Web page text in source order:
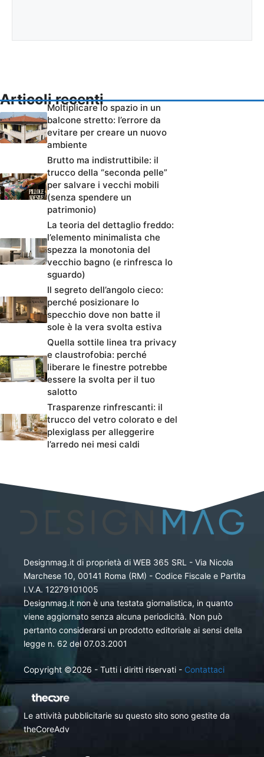
Articoli recenti
Moltiplicare lo spazio in un
balcone stretto: l’errore da
evitare per creare un nuovo
ambiente
Brutto ma indistruttibile: il
trucco della “seconda pelle”
per salvare i vecchi mobili
(senza spendere un
patrimonio)
La teoria del dettaglio freddo:
l’elemento minimalista che
spezza la monotonia del
vecchio bagno (e rinfresca lo
sguardo)
Il segreto dell’angolo cieco:
perché posizionare lo
specchio dove non batte il
sole è la vera svolta estiva
Quella sottile linea tra privacy
e claustrofobia: perché
liberare le finestre potrebbe
essere la svolta per il tuo
salotto
Trasparenze rinfrescanti: il
trucco del vetro colorato e del
plexiglass per alleggerire
l’arredo nei mesi caldi
Designmag.it di proprietà di WEB 365 SRL - Via Nicola
Marchese 10, 00141 Roma (RM) - Codice Fiscale e Partita
I.V.A. 12279101005
Designmag.it non è una testata giornalistica, in quanto
viene aggiornato senza alcuna periodicità. Non può
pertanto considerarsi un prodotto editoriale ai sensi della
legge n. 62 del 07.03.2001
Copyright ©2026 - Tutti i diritti riservati - Contattaci
Le attività pubblicitarie su questo sito sono gestite da
theCoreAdv